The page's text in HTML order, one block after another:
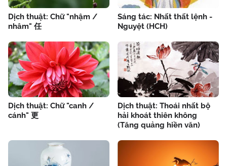
Dịch thuật: Chữ "nhậm /
nhâm" 任
Sáng tác: Nhất thất lệnh -
Nguyệt (HCH)
Dịch thuật: Chữ "canh /
cánh" 更
Dịch thuật: Thoái nhất bộ
hải khoát thiên không
(Tăng quảng hiền văn)